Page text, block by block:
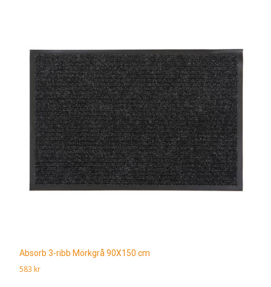
Absorb 3-ribb Mörkgrå 90X150 cm
583 kr